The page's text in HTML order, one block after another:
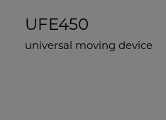
UFE450
universal moving device